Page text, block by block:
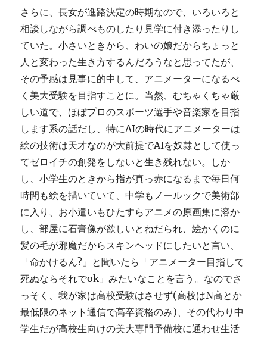
さらに、長女が進路決定の時期なので、いろいろと
相談しながら調べものしたり見学に付き添ったりし
ていた。小さいときから、わいの娘だからちょっと
人と変わった生き方するんだろうなと思ってたが、
その予感は見事に的中して、アニメーターになるべ
く美大受験を目指すことに。当然、むちゃくちゃ厳
しい道で、ほぼプロのスポーツ選手や音楽家を目指
します系の話だし、特にAIの時代にアニメーターは
絵の技術は天才なのが大前提でAIを奴隷として使っ
てゼロイチの創発をしないと生き残れない。しか
し、小学生のときから指が真っ赤になるまで毎日何
時間も絵を描いていて、中学もノールックで美術部
に入り、お小遣いもひたすらアニメの原画集に溶か
し、部屋に石膏像が欲しいとねだられ、絵かくのに
髪の毛が邪魔だからスキンヘッドにしたいと言い、
「命かけるん?」と聞いたら「アニメーター目指して
死ぬならそれでok」みたいなことを言う。なのでさ
っそく、我が家は高校受験はさせず(高校はN高とか
最低限のネット通信で高卒資格のみ)、その代わり中
学生だが高校生向けの美大専門予備校に通わせ生活